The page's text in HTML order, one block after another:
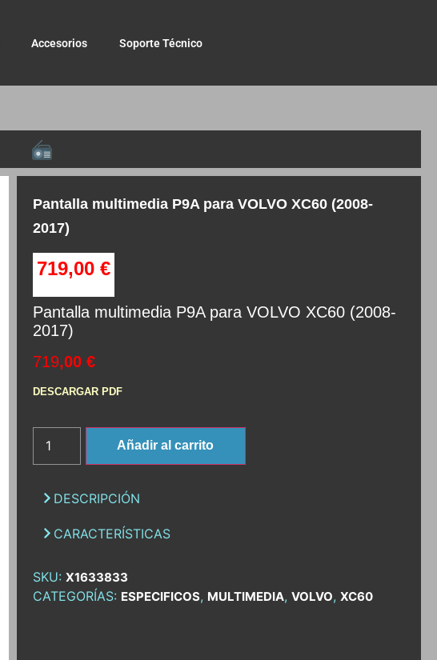
Accesorios Soporte Técnico
Pantalla multimedia P9A para VOLVO XC60 (2008-
2017)
719,00 €
Pantalla multimedia P9A para VOLVO XC60 (2008-
2017)
719,00 €
DESCARGAR PDF
Añadir al carrito
DESCRIPCIÓN
CARACTERÍSTICAS
SKU: X1633833
CATEGORÍAS: ESPECIFICOS, MULTIMEDIA, VOLVO, XC60